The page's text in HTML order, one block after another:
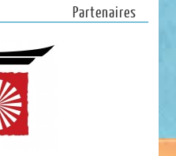
Partenaires